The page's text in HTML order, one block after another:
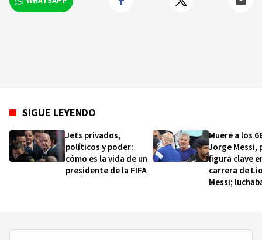
británico y más de 100 ciudades capitales de
todo el mundo.
SIGUE LEYENDO
Jets privados,
políticos y poder:
cómo es la vida de un
presidente de la FIFA
Muere a los
Jorge Messi,
figura clave
carrera de
Messi;